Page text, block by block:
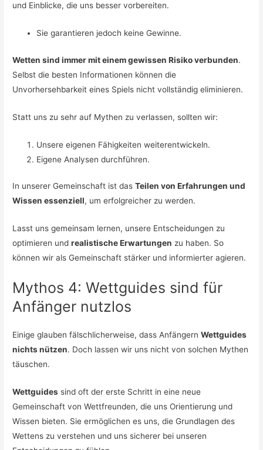
und Einblicke, die uns besser vorbereiten.
Sie garantieren jedoch keine Gewinne.
Wetten sind immer mit einem gewissen Risiko verbunden.
Selbst die besten Informationen können die
Unvorhersehbarkeit eines Spiels nicht vollständig eliminieren.
Statt uns zu sehr auf Mythen zu verlassen, sollten wir:
Unsere eigenen Fähigkeiten weiterentwickeln.
Eigene Analysen durchführen.
In unserer Gemeinschaft ist dasTeilen von Erfahrungen und
Wissen essenziell, um erfolgreicher zu werden.
Lasst uns gemeinsam lernen, unsere Entscheidungen zu
optimieren undrealistische Erwartungen zu haben. So
können wir als Gemeinschaft stärker und informierter agieren.
Mythos 4: Wettguides sind für
Anfänger nutzlos
Einige glauben fälschlicherweise, dass AnfängernWettguides
nichts nützen. Doch lassen wir uns nicht von solchen Mythen
täuschen.
Wettguides sind oft der erste Schritt in eine neue
Gemeinschaft von Wettfreunden, die uns Orientierung und
Wissen bieten. Sie ermöglichen es uns, die Grundlagen des
Wettens zu verstehen und uns sicherer bei unseren